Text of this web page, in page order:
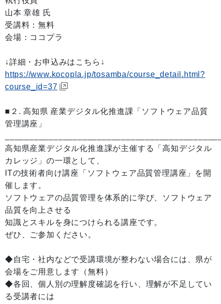
山本 章雄 氏
受講料：無料
会場：ココプラ
↓詳細・お申込みはこちら↓
https://www.kocopla.jp/tosamba/course_detail.html?
course_id=37
■２. 高知県 産業デジタル化推進課「ソフトウェア品質
管理講座」
高知県産業デジタル化推進課が主催する「高知デジタル
カレッジ」の一環として、
ITの技術者向け講座「ソフトウェア品質管理講座」を開
催します。
ソフトウェアの品質管理を体系的に学び、ソフトウェア
品質を向上させる
知識とスキルを身につけられる講座です。
ぜひ、ご参加ください。
◆自宅・社内などで受講環境が整わない場合には、県が
会場をご用意します（無料）
◆各回、個人別の理解度確認を行い、理解が不足してい
る受講者には